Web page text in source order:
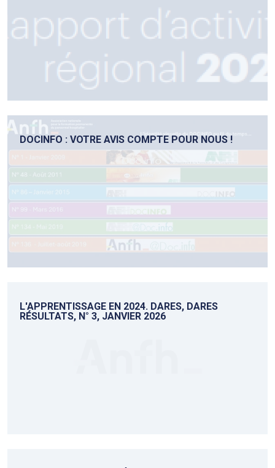
DOCINFO : VOTRE AVIS COMPTE POUR NOUS !
L'APPRENTISSAGE EN 2024. DARES, DARES
RÉSULTATS, N° 3, JANVIER 2026